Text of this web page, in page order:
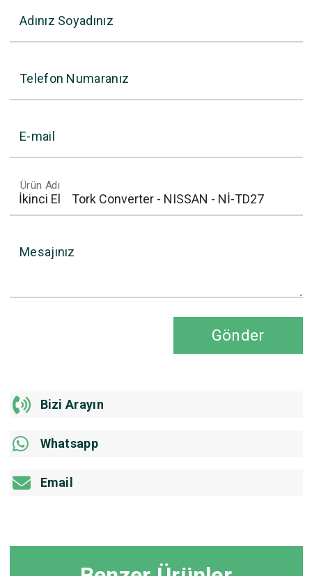
Adınız Soyadınız
Telefon Numaranız
E-mail
Ürün Adı
Mesajınız
Gönder
Bizi Arayın
Whatsapp
Email